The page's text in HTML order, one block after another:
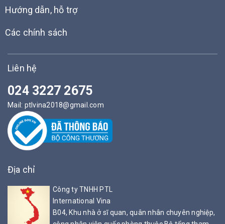
Hướng dẫn, hỗ trợ
Các chính sách
Liên hệ
024 3227 2675
Mail: ptlvina2018@gmail.com
Địa chỉ
Công ty TNHH PTL
International Vina
B04, Khu nhà ở sĩ quan, quân nhân chuyên nghiệp,